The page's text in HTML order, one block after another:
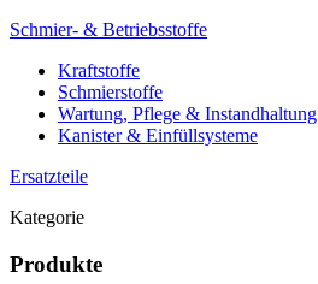
Schmier- & Betriebsstoffe
Kraftstoffe
Schmierstoffe
Wartung, Pflege & Instandhaltung
Kanister & Einfüllsysteme
Ersatzteile
Kategorie
Produkte